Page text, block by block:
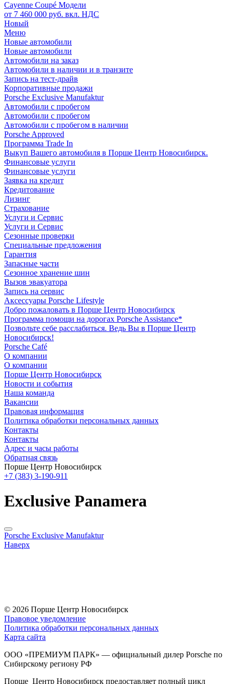
Cayenne Coupé Модели
от 7 460 000 руб. вкл. НДС
Новый
Меню
Новые автомобили
Новые автомобили
Автомобили на заказ
Автомобили в наличии и в транзите
Запись на тест-драйв
Корпоративные продажи
Porsche Exclusive Manufaktur
Автомобили с пробегом
Автомобили с пробегом
Автомобили с пробегом в наличии
Porsche Approved
Программа Trade In
Выкуп Вашего автомобиля в Порше Центр Новосибирск.
Финансовые услуги
Финансовые услуги
Заявка на кредит
Кредитование
Лизинг
Страхование
Услуги и Сервис
Услуги и Сервис
Сезонные проверки
Специальные предложения
Гарантия
Запасные части
Сезонное хранение шин
Вызов эвакуатора
Запись на сервис
Аксессуары Porsche Lifestyle
Добро пожаловать в Порше Центр Новосибирск
Программа помощи на дорогах Porsche Assistance*
Позвольте себе расслабиться. Ведь Вы в Порше Центр
Новосибирск!
Porsche Café
О компании
О компании
Порше Центр Новосибирск
Новости и события
Наша команда
Вакансии
Правовая информация
Политика обработки персональных данных
Контакты
Контакты
Адрес и часы работы
Обратная связь
Порше Центр Новосибирск
+7 (383) 3-190-911
Exclusive Panamera
Porsche Exclusive Manufaktur
Наверх
© 2026 Порше Центр Новосибирск
Правовое уведомление
Политика обработки персональных данных
Карта сайта
ООО «ПРЕМИУМ ПАРК» — официальный дилер Porsche по
Сибирскому региону РФ
Порше Центр Новосибирск предоставляет полный цикл